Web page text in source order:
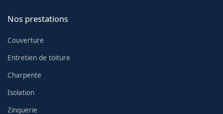
Nos prestations
Couverture
Entretien de toiture
Charpente
Isolation
Zinguerie